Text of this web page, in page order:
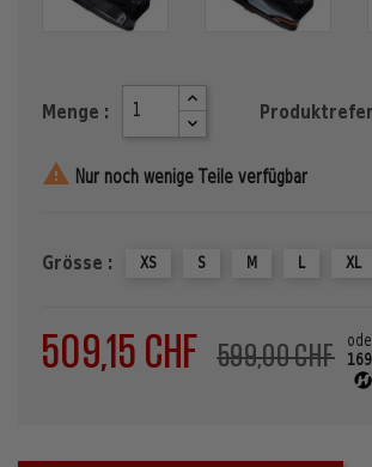
Menge :
 Nur noch wenige Teile verfügbar
Grösse : XS S M L XL
509,15 CHF 599,00 CHF